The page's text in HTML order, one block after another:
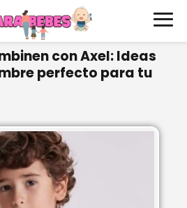
con Axel: Ideas
perfecto para tu